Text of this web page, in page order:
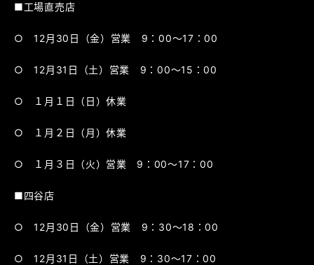
■工場直売店
○ 12月30日（金）営業 9：00～17：00
○ 12月31日（土）営業 9：00～15：00
○ １月１日（日）休業
○ １月２日（月）休業
○ １月３日（火）営業 9：00～17：00
■四谷店
○ 12月30日（金）営業 9：30～18：00
○ 12月31日（土）営業 9：30～17：00